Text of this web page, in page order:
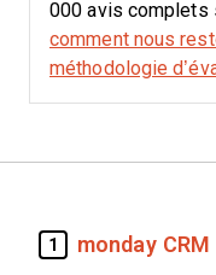
000 avis complets
comment nous
méthodologie
1 monday CRM